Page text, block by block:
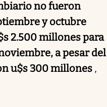
no fueron
y octubre
2.500 millones para
a pesar del
u$s 300 millones ,